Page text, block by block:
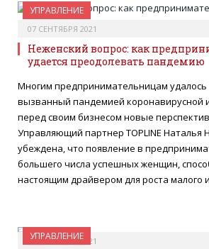
УПРАВЛЕНИЕ
07 СЕНТЯБРЯ 2021
Неженский вопрос: как
удается преодолевать пандемию
Многим предпринимательницам удалось
вызванный пандемией коронавирусной
перед своим бизнесом новые
Управляющий партнер TOPLINE Наталья
убеждена, что появление в
большего числа успешных женщин,
настоящим драйвером для роста малого
УПРАВЛЕНИЕ
02 СЕНТЯБРЯ 2021